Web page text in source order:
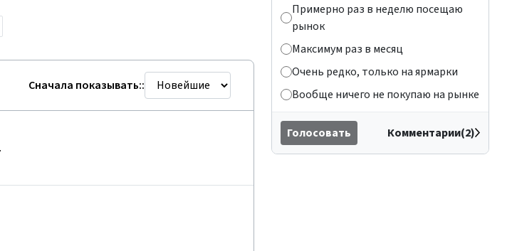
Сначала показывать::
Примерно раз в неделю посещаю
рынок
Максимум раз в месяц
Очень редко, только на ярмарки
Вообще ничего не покупаю на рынке
Голосовать Комментарии(2)